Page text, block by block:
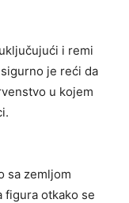
i remi
je reći da
u kojem
sa zemljom
figura otkako se